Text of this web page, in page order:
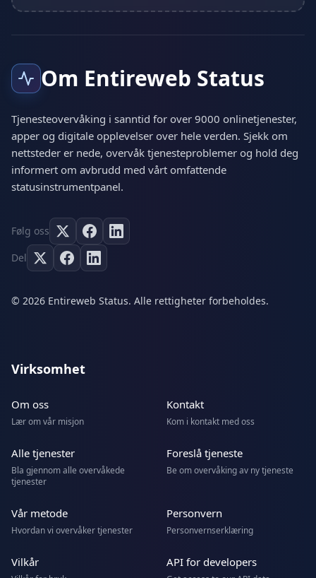
Om Entireweb Status
Tjenesteovervåking i sanntid for over 9000 onlinetjenester,
apper og digitale opplevelser over hele verden. Sjekk om
nettsteder er nede, overvåk tjenesteproblemer og hold deg
informert om avbrudd med vårt omfattende
statusinstrumentpanel.
Følg oss
Del
© 2026 Entireweb Status. Alle rettigheter forbeholdes.
Virksomhet
Om oss
Lær om vår misjon
Kontakt
Kom i kontakt med oss
Alle tjenester
Bla gjennom alle overvåkede
tjenester
Foreslå tjeneste
Be om overvåking av ny tjeneste
Vår metode
Hvordan vi overvåker tjenester
Personvern
Personvernserklæring
Vilkår API for developers